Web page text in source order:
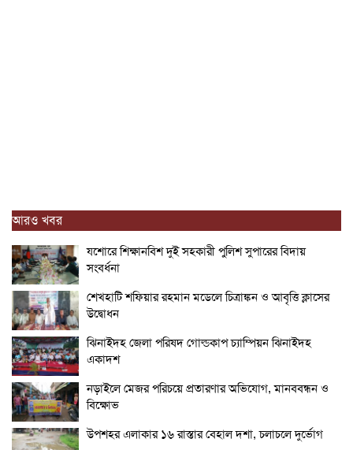
আরও খবর
যশোরে শিক্ষানবিশ দুই সহকারী পুলিশ সুপারের বিদায়
সংবর্ধনা
শেখহাটি শফিয়ার রহমান মডেলে চিত্রাঙ্কন ও আবৃত্তি ক্লাসের
উদ্বোধন
ঝিনাইদহ জেলা পরিষদ গোল্ডকাপ চ্যাম্পিয়ন ঝিনাইদহ
একাদশ
নড়াইলে মেজর পরিচয়ে প্রতারণার অভিযোগ, মানববন্ধন ও
বিক্ষোভ
উপশহর এলাকার ১৬ রাস্তার বেহাল দশা, চলাচলে দুর্ভোগ